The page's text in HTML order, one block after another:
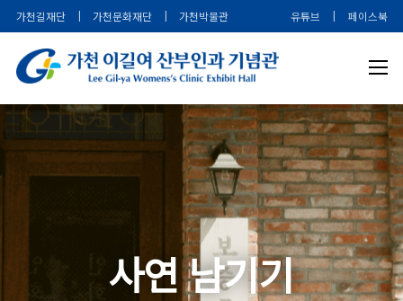
가천길재단 가천문화재단 가천박물관 유튜브 페이스북
사연 남기기